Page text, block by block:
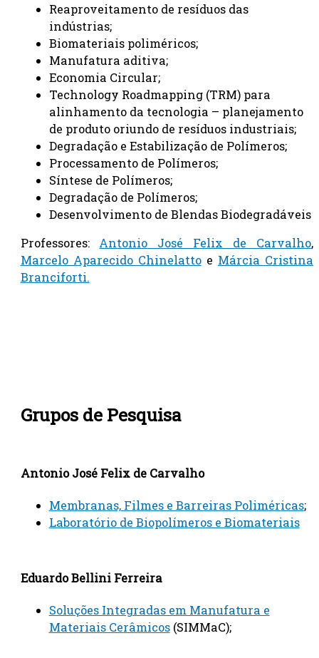
Reaproveitamento de resíduos das
indústrias;
Biomateriais poliméricos;
Manufatura aditiva;
Economia Circular;
Technology Roadmapping (TRM) para
alinhamento da tecnologia – planejamento
de produto oriundo de resíduos industriais;
Degradação e Estabilização de Polímeros;
Processamento de Polímeros;
Síntese de Polímeros;
Degradação de Polímeros;
Desenvolvimento de Blendas Biodegradáveis
Professores: Antonio José Felix de Carvalho,
Marcelo Aparecido Chinelattoe Márcia Cristina
Branciforti.
Grupos de Pesquisa
Antonio José Felix de Carvalho
Membranas, Filmes e Barreiras Poliméricas;
Laboratório de Biopolímeros e Biomateriais
Eduardo Bellini Ferreira
Soluções Integradas em Manufatura e
Materiais Cerâmicos(SIMMaC);